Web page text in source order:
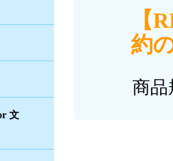
文
【
約
商